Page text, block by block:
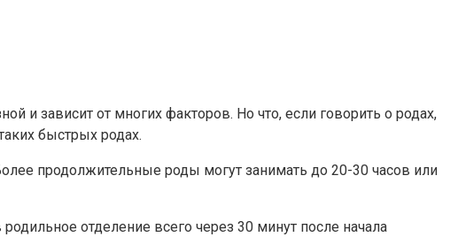
зависит от многих факторов. Но что, если говорить о родах,
быстрых родах.
продолжительные роды могут занимать до 20-30 часов или
отделение всего через 30 минут после начала